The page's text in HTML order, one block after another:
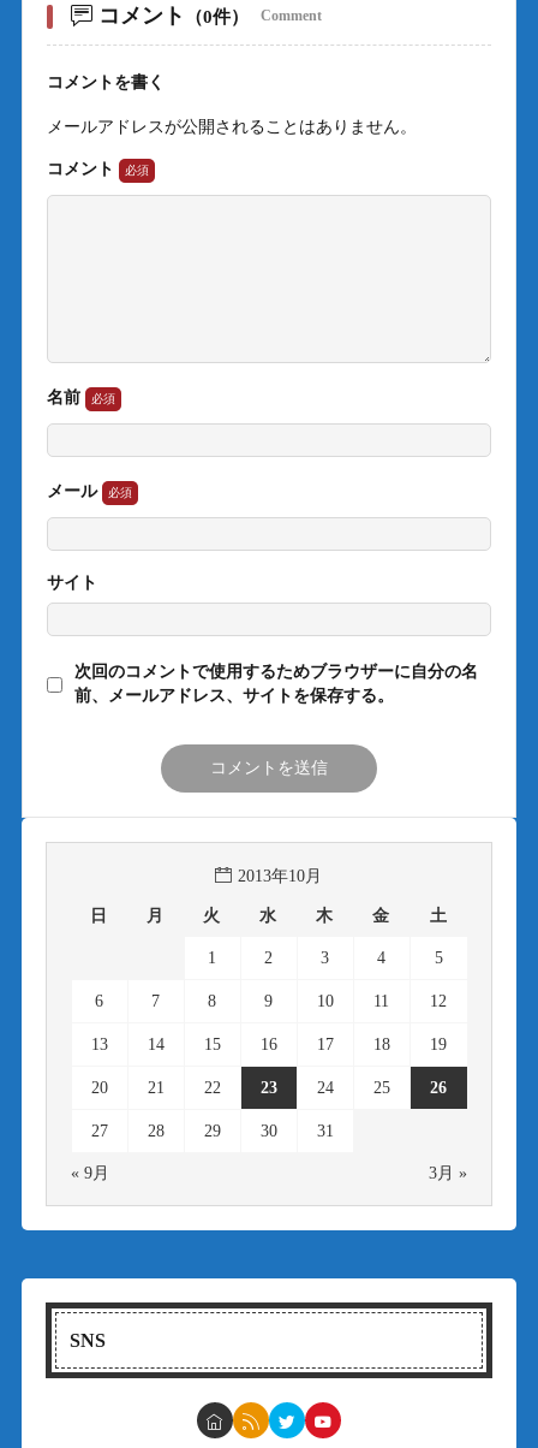
コメント （0件） Comment
コメントを書く
メールアドレスが公開されることはありません。
コメント
名前
メール
サイト
次回のコメントで使用するためブラウザーに自分の名
前、メールアドレス、サイトを保存する。
2013年10月
日 月 火 水 木 金 土
1 2 3 4 5
6 7 8 9 10 11 12
13 14 15 16 17 18 19
20 21 22 23 24 25 26
27 28 29 30 31
« 9月 3月 »
SNS